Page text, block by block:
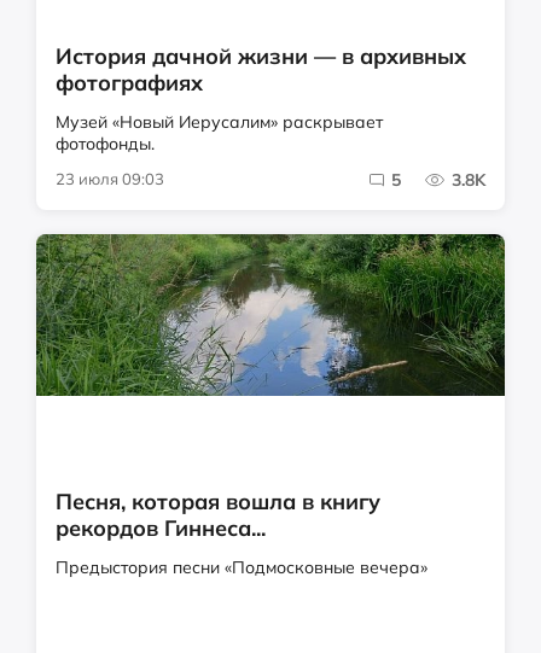
История дачной жизни — в архивных
фотографиях
Музей «Новый Иерусалим» раскрывает
фотофонды.
23 июля 09:03 5 3.8K
Песня, которая вошла в книгу
рекордов Гиннеса...
Предыстория песни «Подмосковные вечера»